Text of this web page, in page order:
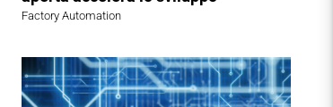
Factory Automation